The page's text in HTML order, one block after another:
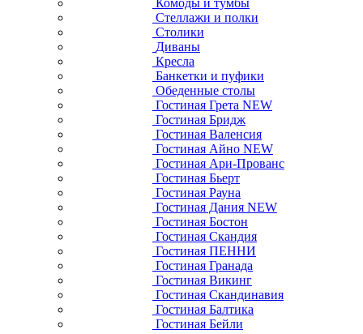
Стеллажи и полки
Столики
Диваны
Кресла
Банкетки и пуфики
Обеденные столы
Гостиная Грета NEW
Гостиная Бридж
Гостиная Валенсия
Гостиная Айно NEW
Гостиная Ари-Прованс
Гостиная Бьерт
Гостиная Рауна
Гостиная Дания NEW
Гостиная Бостон
Гостиная Скандия
Гостиная ПЕННИ
Гостиная Гранада
Гостиная Викинг
Гостиная Скандинавия
Гостиная Балтика
Гостиная Бейли